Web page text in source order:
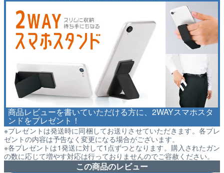
商品レビューを書いていただける方に、2WAYスマホスタ
ンドをプレゼント！
※プレゼントは発送時に同梱してお送りさせていただきます。各プレ
ゼントの内容は予告なく変更になる場合がございます。
※各プレゼントは1発送に対して1点ずつとなります。購入されたガン
の数に応じて増やす対応は行っておりませんのでご容赦ください。
この商品のレビュー